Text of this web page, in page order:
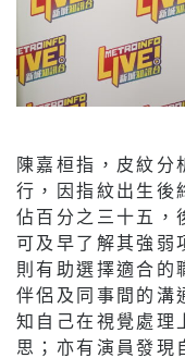
陳嘉桓指，皮紋分
行，因指紋出生後
佔百分之三十五，
可及早了解其強弱
則有助選擇適合的
伴侶及同事間的溝
知自己在視覺處理
思；亦有演員發現